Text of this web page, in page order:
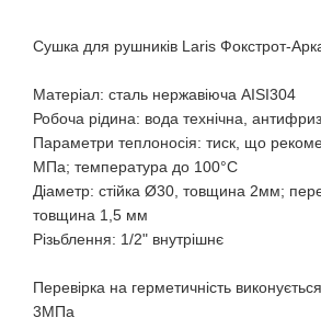
Сушка для рушників Laris Фокстрот-
Матеріал: сталь нержавіюча AISI304
Робоча рідина: вода технічна,
Параметри теплоносія: тиск, що
МПа; температура до 100°С
Діаметр: стійка Ø30, товщина 2мм;
товщина 1,5 мм
Різьблення: 1/2" внутрішнє
Перевірка на герметичність
3МПа